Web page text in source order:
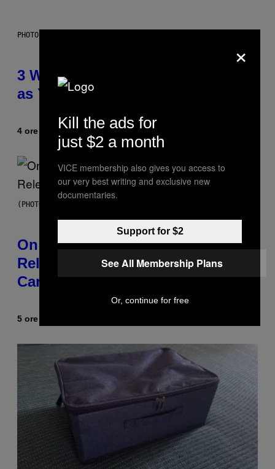
PHOTO ILLUSTRATION BY IAN WALDIE/GETTY IMAGES
3 Ways Your Music Taste Changes
as You Get Older
4 ore fa DiDan Milam
(PHOTO BY GARY GERSHOFF/WIREIMAGE)
On This Day 13 Years Ago, Drake
Released the Best Song of His
Career
5 ore fa
×
Kill the ads for
just $2 a month
VICE membership also gives you access to
our very best writing and exclusive new
documentaries.
Support for $2
See All Membership Plans
Or, continue for free